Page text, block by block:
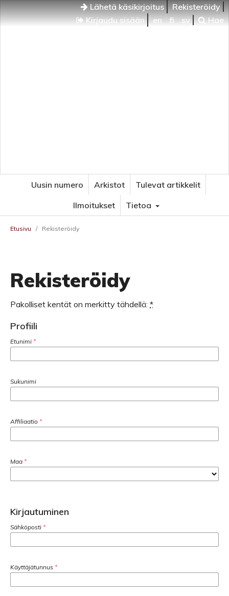
Lähetä käsikirjoitus
Rekisteröidy
Kirjaudu sisään
en fi sv Hae
Uusin numero Arkistot
Tulevat artikkelit
Ilmoitukset
Tietoa
Etusivu / Rekisteröidy
Rekisteröidy
Pakolliset kentät on merkitty tähdellä: *
Profiili
Etunimi *
Sukunimi
Affiliaatio *
Maa *
Kirjautuminen
Sähköposti *
Käyttäjätunnus *